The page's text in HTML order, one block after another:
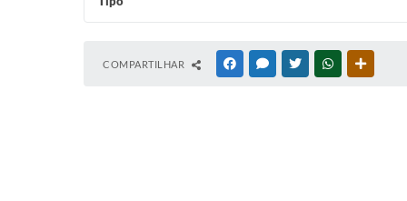
COMPARTILHAR FACEBOOKMESSENGER
TWITTERWHATSAPP